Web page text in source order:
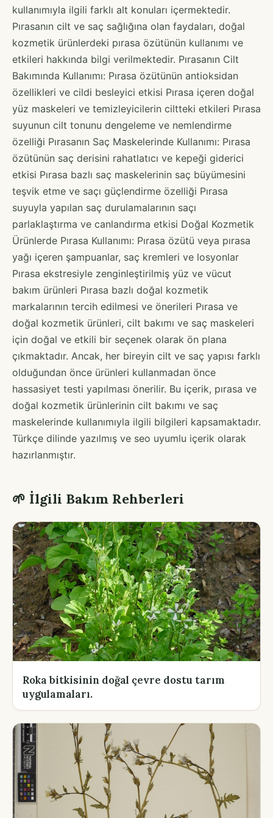
kullanımıyla ilgili farklı alt konuları içermektedir.
Pırasanın cilt ve saç sağlığına olan faydaları, doğal
kozmetik ürünlerdeki pırasa özütünün kullanımı ve
etkileri hakkında bilgi verilmektedir. Pırasanın Cilt
Bakımında Kullanımı: Pırasa özütünün antioksidan
özellikleri ve cildi besleyici etkisi Pırasa içeren doğal
yüz maskeleri ve temizleyicilerin ciltteki etkileri Pırasa
suyunun cilt tonunu dengeleme ve nemlendirme
özelliği Pırasanın Saç Maskelerinde Kullanımı: Pırasa
özütünün saç derisini rahatlatıcı ve kepeği giderici
etkisi Pırasa bazlı saç maskelerinin saç büyümesini
teşvik etme ve saçı güçlendirme özelliği Pırasa
suyuyla yapılan saç durulamalarının saçı
parlaklaştırma ve canlandırma etkisi Doğal Kozmetik
Ürünlerde Pırasa Kullanımı: Pırasa özütü veya pırasa
yağı içeren şampuanlar, saç kremleri ve losyonlar
Pırasa ekstresiyle zenginleştirilmiş yüz ve vücut
bakım ürünleri Pırasa bazlı doğal kozmetik
markalarının tercih edilmesi ve önerileri Pırasa ve
doğal kozmetik ürünleri, cilt bakımı ve saç maskeleri
için doğal ve etkili bir seçenek olarak ön plana
çıkmaktadır. Ancak, her bireyin cilt ve saç yapısı farklı
olduğundan önce ürünleri kullanmadan önce
hassasiyet testi yapılması önerilir. Bu içerik, pırasa ve
doğal kozmetik ürünlerinin cilt bakımı ve saç
maskelerinde kullanımıyla ilgili bilgileri kapsamaktadır.
Türkçe dilinde yazılmış ve seo uyumlu içerik olarak
hazırlanmıştır.
🌱 İlgili Bakım Rehberleri
Roka bitkisinin doğal çevre dostu tarım
uygulamaları.